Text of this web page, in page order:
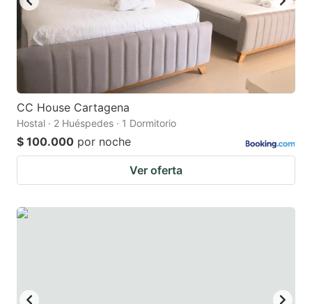
CC House Cartagena
Hostal · 2 Huéspedes · 1 Dormitorio
$ 100.000 por noche
Ver oferta